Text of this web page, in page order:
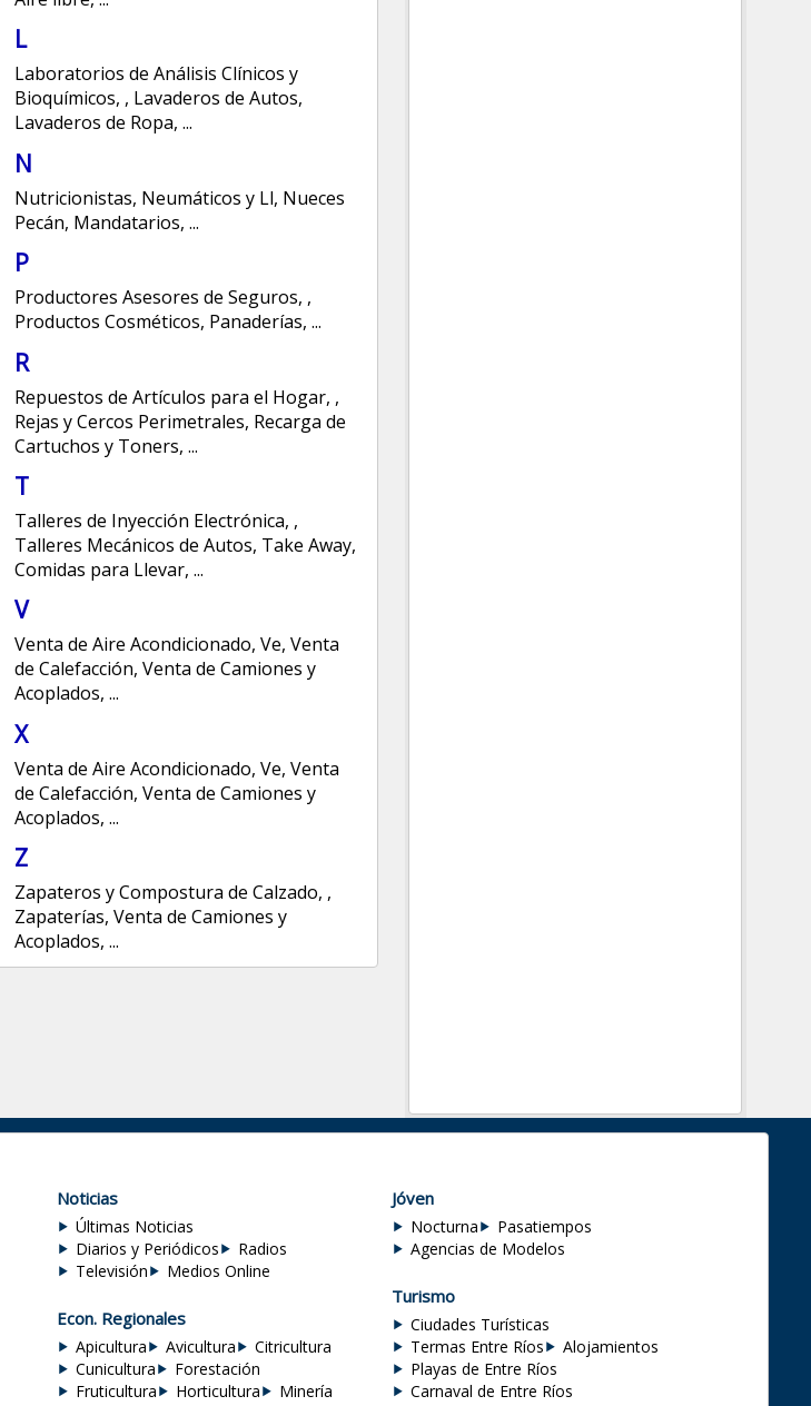
L
Laboratorios de Análisis Clínicos y
Bioquímicos, , Lavaderos de Autos,
Lavaderos de Ropa, ...
N
Nutricionistas, Neumáticos y Ll, Nueces
Pecán, Mandatarios, ...
P
Productores Asesores de Seguros, ,
Productos Cosméticos, Panaderías, ...
R
Repuestos de Artículos para el Hogar, ,
Rejas y Cercos Perimetrales, Recarga de
Cartuchos y Toners, ...
T
Talleres de Inyección Electrónica, ,
Talleres Mecánicos de Autos, Take Away,
Comidas para Llevar, ...
V
Venta de Aire Acondicionado, Ve, Venta
de Calefacción, Venta de Camiones y
Acoplados, ...
X
Venta de Aire Acondicionado, Ve, Venta
de Calefacción, Venta de Camiones y
Acoplados, ...
Z
Zapateros y Compostura de Calzado, ,
Zapaterías, Venta de Camiones y
Acoplados, ...
Noticias
Últimas Noticias
Diarios y Periódicos
Radios
Televisión
Medios Online
Econ. Regionales
Apicultura Avicultura
Citricultura
Cunicultura
Forestación
Fruticultura
Horticultura
Minería
Jóven
Nocturna
Pasatiempos
Agencias de Modelos
Turismo
Ciudades Turísticas
Termas Entre Ríos
Alojamientos
Playas de Entre Ríos
Carnaval de Entre Ríos